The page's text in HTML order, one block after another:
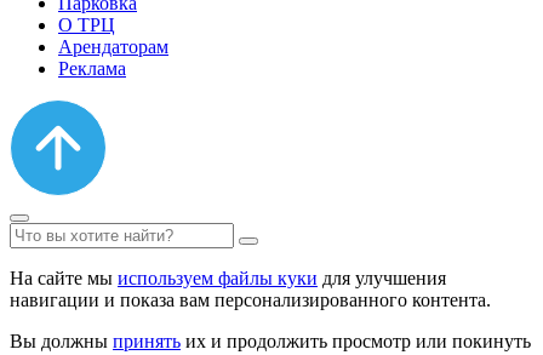
О ТРЦ
Арендаторам
Реклама
На сайте мы используем файлы куки для улучшения
навигации и показа вам персонализированного контента.
Вы должны принять их и продолжить просмотр или покинуть